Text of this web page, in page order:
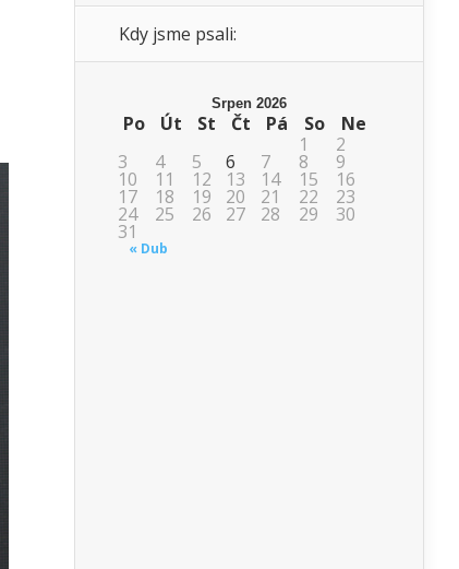
Kdy jsme psali:
Srpen 2026
Po Út St Čt Pá So Ne
« Dub
1 2
3 4 5 6 7 8 9
10 11 12 13 14 15 16
17 18 19 20 21 22 23
24 25 26 27 28 29 30
31